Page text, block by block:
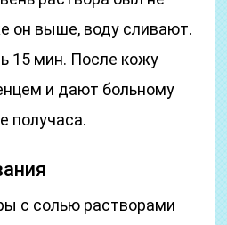
он выше, воду сливают.
15 мин. После кожу
и дают больному
получаса.
с солью растворами